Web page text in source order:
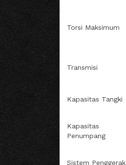
Torsi Maksimum
Transmisi
Kapasitas Tangki
Kapasitas
Penumpang
Sistem Penggerak